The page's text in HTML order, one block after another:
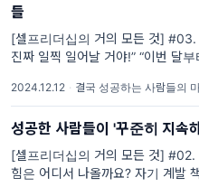
들
[셀프리더십의 거의 모든 것] #03.
진짜 일찍 일어날 거야!” “이번 달
했는데..." 귀에 딱지가 앉도록 들
들, 혹시 여러분의 이야
2024.12.12 · 결국 성공하는 사람들의
성공한 사람들이 '꾸준히 지속
[셀프리더십의 거의 모든 것] #02.
힘은 어디서 나올까요? 자기 계발